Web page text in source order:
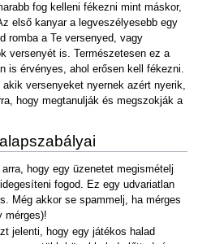
fog kelleni fékezni mint máskor,
első kanyar a legveszélyesebb egy
romba a Te versenyed, vagy
versenyét is. Természetesen ez a
is érvényes, ahol erősen kell fékezni.
versenyeket nyernek azért nyerik,
hogy megtanulják és megszokják a
hogy egy üzenetet megismételj
fogod. Ez egy udvariatlan
Még akkor se spammelj, ha mérges
mérges)!
jelenti, hogy egy játékos halad